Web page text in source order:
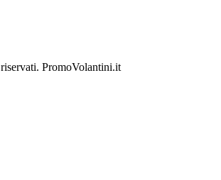
PromoVolantini.it